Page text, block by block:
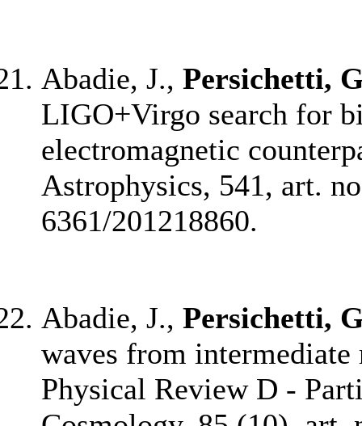
Abadie, J., Persichetti,
LIGO+Virgo search for
electromagnetic
Astrophysics, 541, art.
6361/201218860.
Abadie, J., Persichetti,
waves from intermediate
Physical Review D -